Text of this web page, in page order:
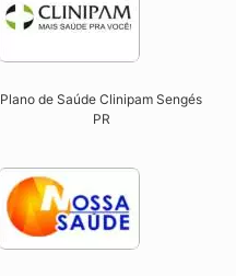
Plano de Saúde Clinipam Sengés
PR​